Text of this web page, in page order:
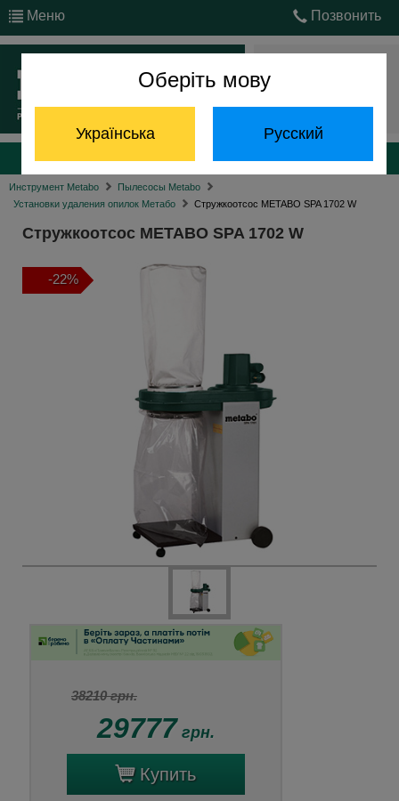
Оберіть мову
Українська Русский
Меню Позвонить
Каталог продукции
Инструмент Metabo
Пылесосы Metabo
Установки удаления опилок Метабо
Стружкоотсос METABO SPA 1702 W
Стружкоотсос METABO SPA 1702 W
-22%
38210 грн.
29777 грн.
Купить